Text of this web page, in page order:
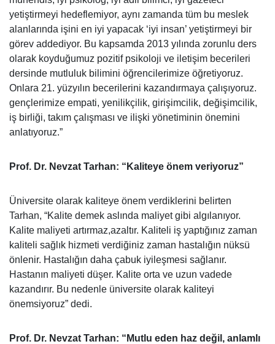
yetiştirmeyi hedeflemiyor, aynı zamanda tüm bu meslek
alanlarında işini en iyi yapacak ‘iyi insan’ yetiştirmeyi bir
görev addediyor. Bu kapsamda 2013 yılında zorunlu ders
olarak koyduğumuz pozitif psikoloji ve iletişim becerileri
dersinde mutluluk bilimini öğrencilerimize öğretiyoruz.
Onlara 21. yüzyılın becerilerini kazandırmaya çalışıyoruz.
gençlerimize empati, yenilikçilik, girişimcilik, değişimcilik,
iş birliği, takım çalışması ve ilişki yönetiminin önemini
anlatıyoruz.”
Prof. Dr. Nevzat Tarhan: “Kaliteye önem veriyoruz”
Üniversite olarak kaliteye önem verdiklerini belirten
Tarhan, “Kalite demek aslında maliyet gibi algılanıyor.
Kalite maliyeti artırmaz,azaltır. Kaliteli iş yaptığınız zaman
kaliteli sağlık hizmeti verdiğiniz zaman hastalığın nüksü
önlenir. Hastalığın daha çabuk iyileşmesi sağlanır.
Hastanın maliyeti düşer. Kalite orta ve uzun vadede
kazandırır. Bu nedenle üniversite olarak kaliteyi
önemsiyoruz” dedi.
Prof. Dr. Nevzat Tarhan: “Mutlu eden haz değil, anlamlı